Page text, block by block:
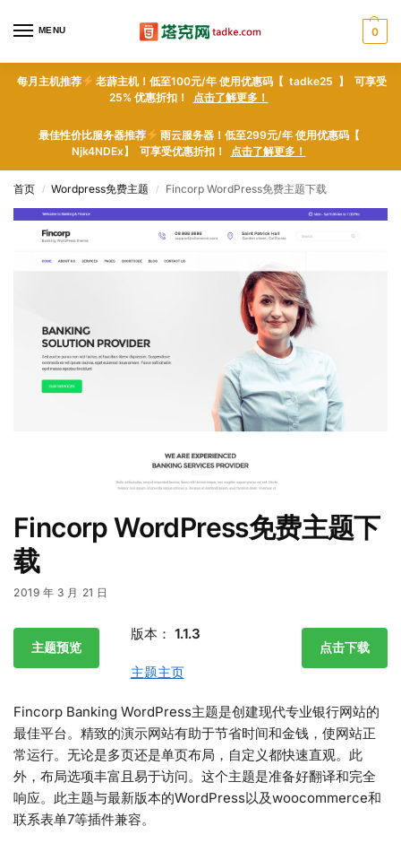
MENU 0
每月主机推荐
老薜主机！低至100元/年 使用优惠码【 tadke25 】 可享受
25% 优惠折扣！ 点击了解更多！
最佳性价比服务器推荐
雨云服务器！低至299元/年 使用优惠码【
Njk4NDEx】 可享受优惠折扣！ 点击了解更多！
首页 / Wordpress免费主题 / Fincorp WordPress免费主题下载
Fincorp WordPress免费主题下
载
2019 年 3 月 21 日
主题预览 点击下载
版本： 1.1.3
主题主页
Fincorp Banking WordPress主题是创建现代专业银行网站的
最佳平台。精致的演示网站有助于节省时间和金钱，使网站正
常运行。无论是多页还是单页布局，自定义都快速直观。此
外，布局选项丰富且易于访问。这个主题是准备好翻译和完全
响应。此主题与最新版本的WordPress以及woocommerce和
联系表单7等插件兼容。